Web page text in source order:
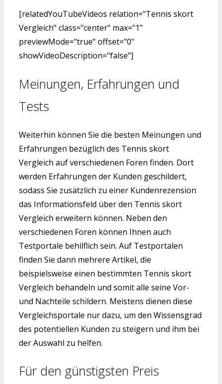
[relatedYouTubeVideos relation="Tennis skort
Vergleich" class="center" max="1"
previewMode="true" offset="0"
showVideoDescription="false"]
Meinungen, Erfahrungen und
Tests
Weiterhin können Sie die besten Meinungen und
Erfahrungen bezüglich des Tennis skort
Vergleich auf verschiedenen Foren finden. Dort
werden Erfahrungen der Kunden geschildert,
sodass Sie zusätzlich zu einer Kundenrezension
das Informationsfeld über den Tennis skort
Vergleich erweitern können. Neben den
verschiedenen Foren können Ihnen auch
Testportale behilflich sein. Auf Testportalen
finden Sie dann mehrere Artikel, die
beispielsweise einen bestimmten Tennis skort
Vergleich behandeln und somit alle seine Vor-
und Nachteile schildern. Meistens dienen diese
Vergleichsportale nur dazu, um den Wissensgrad
des potentiellen Kunden zu steigern und ihm bei
der Auswahl zu helfen.
Für den günstigsten Preis